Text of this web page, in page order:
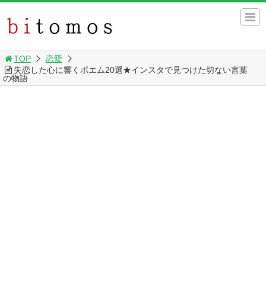
TOP
恋愛
失恋した心に響くポエム20選★インスタで見つけた切ない言葉
の物語